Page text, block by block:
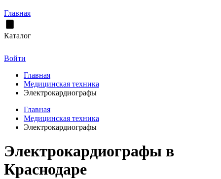
Главная
Каталог
Войти
Главная
Медицинская техника
Электрокардиографы
Главная
Медицинская техника
Электрокардиографы
Электрокардиографы в
Краснодаре